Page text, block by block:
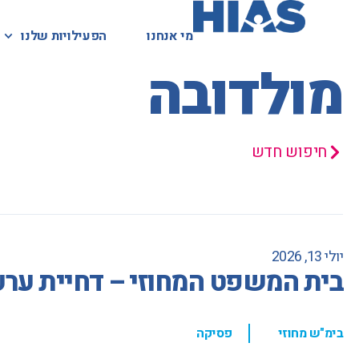
מי אנחנו הפעילויות שלנו מי אנחנו הפעילויות שלנו המאגר המשפטי
מולדובה
חיפוש חדש
יולי 13, 2026
בית המשפט המחוזי – דחיית
בימ"ש מחוזי , פסיקה